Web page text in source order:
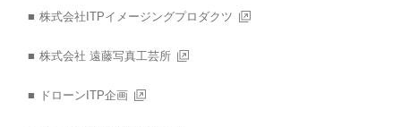
株式会社ITPイメージングプロダクツ
株式会社 遠藤写真工芸所
ドローンITP企画